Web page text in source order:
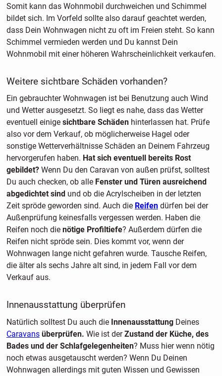
Somit kann das Wohnmobil durchweichen und Schimmel
bildet sich. Im Vorfeld sollte also darauf geachtet werden,
dass Dein Wohnwagen nicht zu oft im Freien steht. So kann
Schimmel vermieden werden und Du kannst Dein
Wohnmobil mit einer höheren Wahrscheinlichkeit verkaufen.
Weitere sichtbare Schäden vorhanden?
Ein gebrauchter Wohnwagen ist bei Benutzung auch Wind
und Wetter ausgesetzt. So liegt es nahe, dass das Wetter
eventuell einige sichtbare Schädenhinterlassen hat. Prüfe
also vor dem Verkauf, ob möglicherweise Hagel oder
sonstige Wetterverhältnisse Schäden an Deinem Fahrzeug
hervorgerufen haben. Hat sich eventuell bereits Rost
gebildet?Wenn Du den Caravan von außen prüfst, solltest
Du auch checken, ob alle Fenster und Türen ausreichend
abgedichtet sind und ob die Acrylscheiben in der letzten
Zeit spröde geworden sind. Auch die Reifendürfen bei der
Außenprüfung keinesfalls vergessen werden. Haben die
Reifen noch die nötige Profiltiefe? Außerdem dürfen die
Reifen nicht spröde sein. Dies kommt vor, wenn der
Wohnwagen lange nicht gefahren wurde. Tausche Reifen,
die älter als sechs Jahre alt sind, in jedem Fall vor dem
Verkauf aus.
Innenausstattung überprüfen
Natürlich solltest Du auch dieInnenausstattungDeines
Caravans überprüfen. Wie ist derZustand der Küche, des
Bades und der Schlafgelegenheiten? Muss hier wenn nötig
noch etwas ausgetauscht werden? Wenn Du Deinen
Wohnwagen allerdings mit guten Wissen und Gewissen